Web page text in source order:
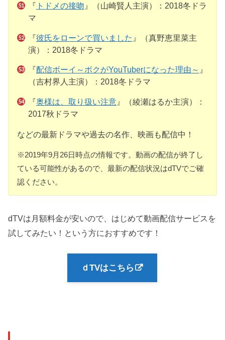
『 トドメの接吻 』（山崎賢人主演）：2018冬ドラ
マ
『彼氏をローンで買いました 』（真野恵里菜主
演）：2018冬ドラマ
『配信ボーイ～ボクがYouTuberになった理由～ 』
（吉村界人主演）：2018冬ドラマ
『奥様は、取り扱い注意』（綾瀬はるか主演）：
2017秋ドラマ
などの最新ドラマや過去の名作、映画も配信中！
※2019年9月26日時点の情報です。動画の配信が終了し
ている可能性があるので、最新の配信状況はdTVでご確
認ください。
dTVは月額料金が安いので、はじめて動画配信サービスを
試してみたい！という方におすすめです！
ｄTVはこちら